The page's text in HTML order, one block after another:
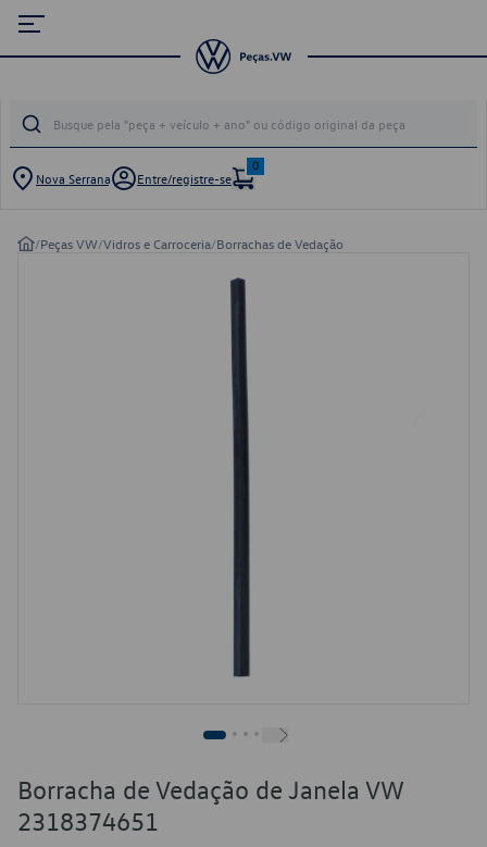
Nova Serrana Entre/registre-se
0
/Peças VW/Vidros e Carroceria/Borrachas de Vedação
Borracha de Vedação de Janela VW
2318374651